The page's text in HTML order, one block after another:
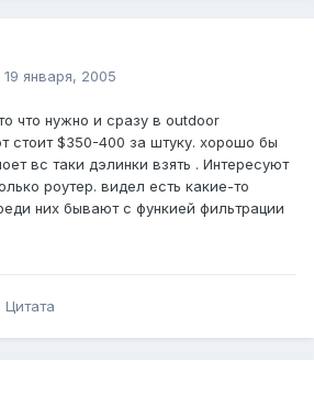
19 января, 2005
что нужно и сразу в outdoor
стоит $350-400 за штуку. хорошо бы
вс таки дэлинки взять . Интересуют
роутер. видел есть какие-то
них бывают с функией фильтрации
Цитата